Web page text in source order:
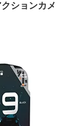
ションカメ